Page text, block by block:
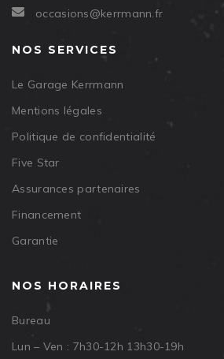
occasions@kerrmann.fr
NOS SERVICES
Le Garage Kerrmann
Mentions légales
Politique de confidentialité
Five Star
Assurances partenaires
Financement
Garantie
NOS HORAIRES
Bureau
Lun – Ven : 7h30-12h 13h30-19h